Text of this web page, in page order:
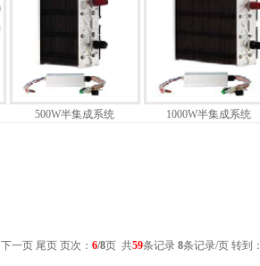
500W半集成系统 1000W半集成系统
下一页 尾页页次： 6/8页 共59条记录 8条记录/页 转到：